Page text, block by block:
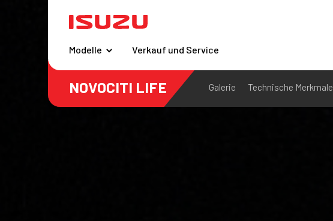
Modelle Verkauf und Service
NOVOCITI LIFE Galerie Technische Merkmale